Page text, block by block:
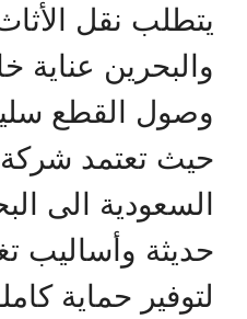
يتطلب نقل
والبحرين
وصول القطع
حيث تعتمد
السعودية الى
حديثة وأساليب
لتوفير حماية